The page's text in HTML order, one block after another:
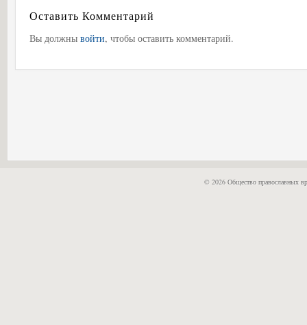
Оставить Комментарий
Вы должны войти, чтобы оставить комментарий.
© 2026 Общество православных